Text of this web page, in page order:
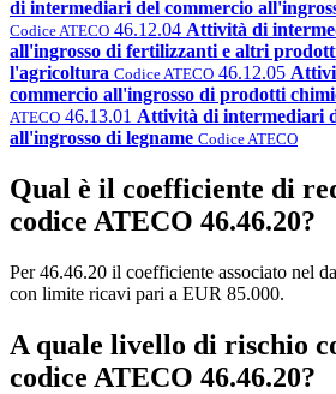
di intermediari del commercio
Codice ATECO 46.12.04 Attività di
all'ingrosso di fertilizzanti e altri
l'agricoltura Codice ATECO 46.12.05
commercio all'ingrosso di prodotti
ATECO 46.13.01 Attività di intermediari
all'ingrosso di legname Codice ATECO
Qual è il coefficiente di
codice ATECO 46.46.20?
Per 46.46.20 il coefficiente associato nel
con limite ricavi pari a EUR 85.000.
A quale livello di rischio
codice ATECO 46.46.20?